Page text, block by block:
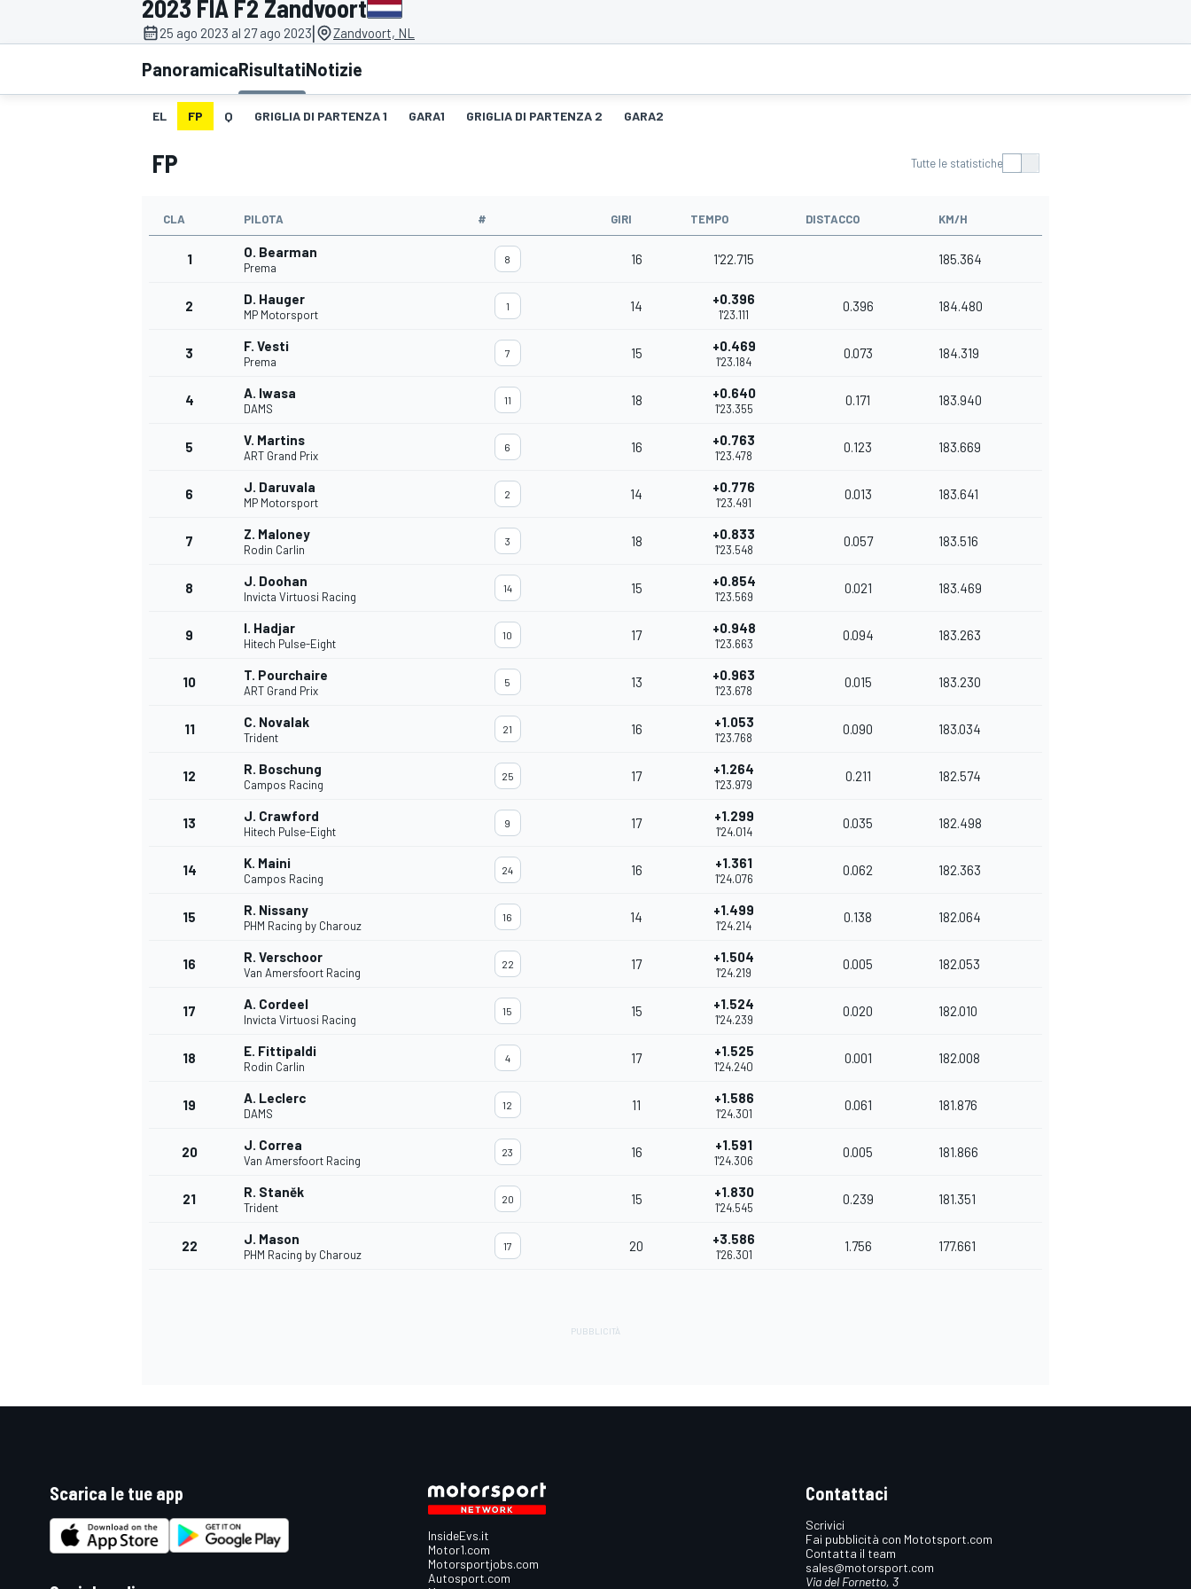
MOTOGP WEC
WRC
MONOPOSTO
2023 FIA F2 Zandvoort
25 ago 2023 al 27 ago 2023| Zandvoort, NL
PanoramicaRisultatiNotizie
EL FP Q GRIGLIA DI PARTENZA 1 GARA1 GRIGLIA DI PARTENZA 2 GARA2
FP Tutte le statistiche
CLA PILOTA # GIRI TEMPO DISTACCO KM/H
1 O. Bearman
Prema
8 16 1'22.715 185.364
2 D. Hauger
MP Motorsport
1 14 +0.396
1'23.111
0.396 184.480
3 F. Vesti
Prema
7 15 +0.469
1'23.184
0.073 184.319
4 A. Iwasa
DAMS
11 18 +0.640
1'23.355
0.171 183.940
5 V. Martins
ART Grand Prix
6 16 +0.763
1'23.478
0.123 183.669
6 J. Daruvala
MP Motorsport
2 14 +0.776
1'23.491
0.013 183.641
7 Z. Maloney
Rodin Carlin
3 18 +0.833
1'23.548
0.057 183.516
8 J. Doohan
Invicta Virtuosi Racing
14 15 +0.854
1'23.569
0.021 183.469
9 I. Hadjar
Hitech Pulse-Eight
10 17 +0.948
1'23.663
0.094 183.263
10 T. Pourchaire
ART Grand Prix
5 13 +0.963
1'23.678
0.015 183.230
11 C. Novalak
Trident
21 16 +1.053
1'23.768
0.090 183.034
12 R. Boschung
Campos Racing
25 17 +1.264
1'23.979
0.211 182.574
13 J. Crawford
Hitech Pulse-Eight
9 17 +1.299
1'24.014
0.035 182.498
14 K. Maini
Campos Racing
24 16 +1.361
1'24.076
0.062 182.363
15 R. Nissany
PHM Racing by Charouz
16 14 +1.499
1'24.214
0.138 182.064
16 R. Verschoor
Van Amersfoort Racing
22 17 +1.504
1'24.219
0.005 182.053
17 A. Cordeel
Invicta Virtuosi Racing
15 15 +1.524
1'24.239
0.020 182.010
18 E. Fittipaldi
Rodin Carlin
4 17 +1.525
1'24.240
0.001 182.008
19 A. Leclerc
DAMS
12 11 +1.586
1'24.301
0.061 181.876
20 J. Correa
Van Amersfoort Racing
23 16 +1.591
1'24.306
0.005 181.866
21 R. Staněk
Trident
20 15 +1.830
1'24.545
0.239 181.351
22 J. Mason
PHM Racing by Charouz
17 20 +3.586
1'26.301
1.756 177.661
Scarica le tue app
InsideEvs.it
Motor1.com
Motorsportjobs.com
Autosport.com
Contattaci
Scrivici
Fai pubblicità con Mototsport.com
Contatta il team
sales@motorsport.com
Via del Fornetto, 3